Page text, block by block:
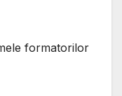
formatorilor